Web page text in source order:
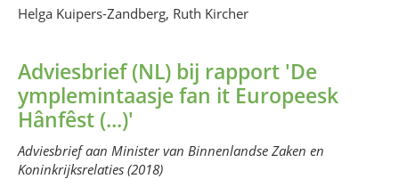
Helga Kuipers-Zandberg, Ruth Kircher
Adviesbrief (NL) bij rapport 'De
ymplemintaasje fan it Europeesk
Hânfêst (...)'
Adviesbrief aan Minister van Binnenlandse Zaken en
Koninkrijksrelaties (2018)